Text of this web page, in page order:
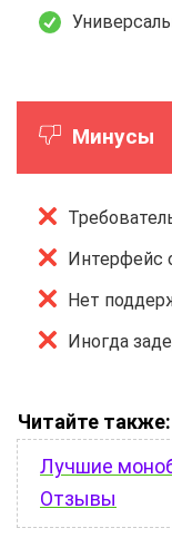
Минусы
Интерфейс
Нет
Иногда
Читайте также:
Лучшие
Отзывы